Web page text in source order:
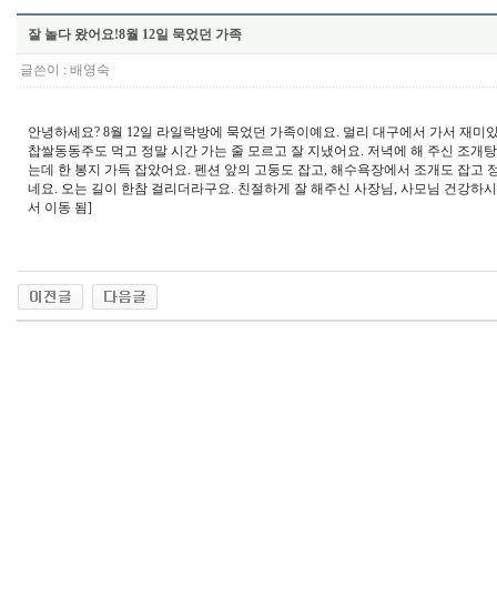
잘 놀다 왔어요!8월 12일 묵었던 가족
글쓴이 : 배영숙
안녕하세요? 8월 12일 라일락방에 묵었던 가족이예요. 멀리 대구에서 가서 재
찹쌀동동주도 먹고 정말 시간 가는 줄 모르고 잘 지냈어요. 저녁에 해 주신 조
는데 한 봉지 가득 잡았어요. 펜션 앞의 고둥도 잡고, 해수욕장에서 조개도 잡
네요. 오는 길이 한참 걸리더라구요. 친절하게 잘 해주신 사장님, 사모님 건강하
서 이동 됨]